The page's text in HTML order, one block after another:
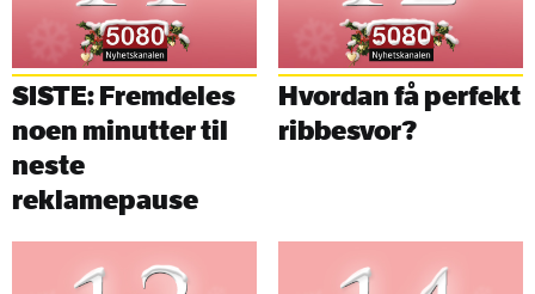
SISTE: Fremdeles
noen minutter til
neste
reklamepause
Hvordan få perfekt
ribbesvor?